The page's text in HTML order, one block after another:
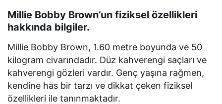
Millie Bobby Brown’un fiziksel özellikleri
hakkında bilgiler.
Millie Bobby Brown, 1.60 metre boyunda ve 50
kilogram civarındadır. Düz kahverengi saçları ve
kahverengi gözleri vardır. Genç yaşına rağmen,
kendine has bir tarzı ve dikkat çeken fiziksel
özellikleri ile tanınmaktadır.